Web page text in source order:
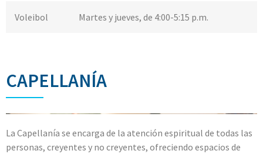
Voleibol Martes y jueves, de 4:00-5:15 p.m.
CAPELLANÍA
La Capellanía se encarga de la atención espiritual de todas las
personas, creyentes y no creyentes, ofreciendo espacios de